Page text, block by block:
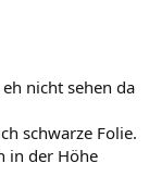
nicht sehen da
schwarze Folie.
in der Höhe